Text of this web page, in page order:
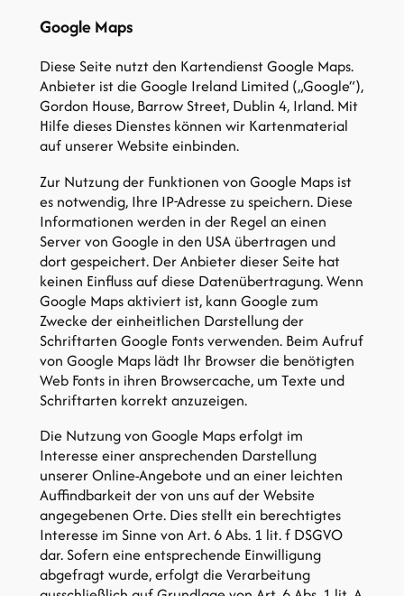
Google Maps
Diese Seite nutzt den Kartendienst Google Maps.
Anbieter ist die Google Ireland Limited („Google“),
Gordon House, Barrow Street, Dublin 4, Irland. Mit
Hilfe dieses Dienstes können wir Kartenmaterial
auf unserer Website einbinden.
Zur Nutzung der Funktionen von Google Maps ist
es notwendig, Ihre IP-Adresse zu speichern. Diese
Informationen werden in der Regel an einen
Server von Google in den USA übertragen und
dort gespeichert. Der Anbieter dieser Seite hat
keinen Einfluss auf diese Datenübertragung. Wenn
Google Maps aktiviert ist, kann Google zum
Zwecke der einheitlichen Darstellung der
Schriftarten Google Fonts verwenden. Beim Aufruf
von Google Maps lädt Ihr Browser die benötigten
Web Fonts in ihren Browsercache, um Texte und
Schriftarten korrekt anzuzeigen.
Die Nutzung von Google Maps erfolgt im
Interesse einer ansprechenden Darstellung
unserer Online-Angebote und an einer leichten
Auffindbarkeit der von uns auf der Website
angegebenen Orte. Dies stellt ein berechtigtes
Interesse im Sinne von Art. 6 Abs. 1 lit. f DSGVO
dar. Sofern eine entsprechende Einwilligung
abgefragt wurde, erfolgt die Verarbeitung